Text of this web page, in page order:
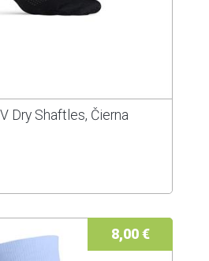
Dry Shaftles, Čierna
8,00 €